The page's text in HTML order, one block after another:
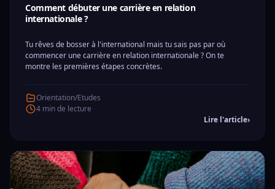
Comment débuter une carrière en relation
internationale ?
Tu rêves de bosser à l'international mais tu sais pas par où
commencer une carrière en relation internationale ? On te
montre les premières étapes concrètes.
Orientation/Etudes
4 min de lecture
Lire l'article›